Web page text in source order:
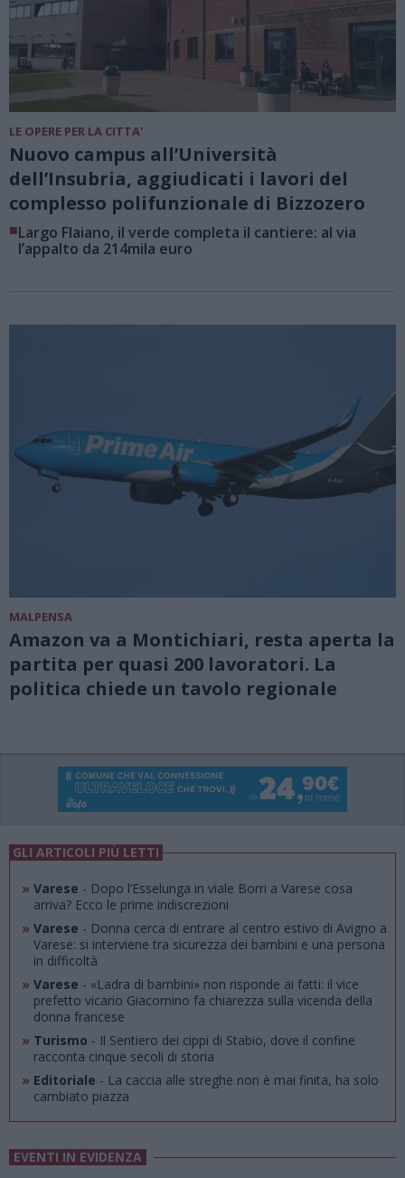
LE OPERE PER LA CITTA'
Nuovo campus all’Università
dell’Insubria, aggiudicati i lavori del
complesso polifunzionale di Bizzozero
■Largo Flaiano, il verde completa il cantiere: al via
l’appalto da 214mila euro
MALPENSA
Amazon va a Montichiari, resta aperta la
partita per quasi 200 lavoratori. La
politica chiede un tavolo regionale
GLI ARTICOLI PIÙ LETTI
» Varese - Dopo l’Esselunga in viale Borri a Varese cosa
arriva? Ecco le prime indiscrezioni
» Varese - Donna cerca di entrare al centro estivo di Avigno a
Varese: si interviene tra sicurezza dei bambini e una persona
in difficoltà
» Varese - «Ladra di bambini» non risponde ai fatti: il vice
prefetto vicario Giacomino fa chiarezza sulla vicenda della
donna francese
» Turismo - Il Sentiero dei cippi di Stabio, dove il confine
racconta cinque secoli di storia
» Editoriale - La caccia alle streghe non è mai finita, ha solo
cambiato piazza
EVENTI IN EVIDENZA